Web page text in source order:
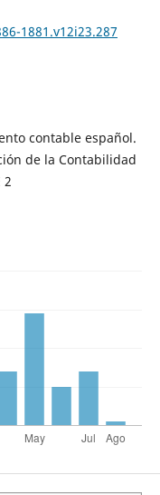
1881.v12i23.287
contable español.
de la Contabilidad
2